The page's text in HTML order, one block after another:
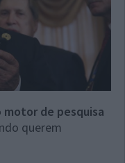
motor de pesquisa
querem